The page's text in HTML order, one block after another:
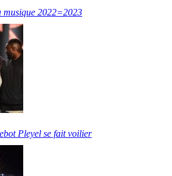
musique 2022=2023
Pleyel se fait voilier